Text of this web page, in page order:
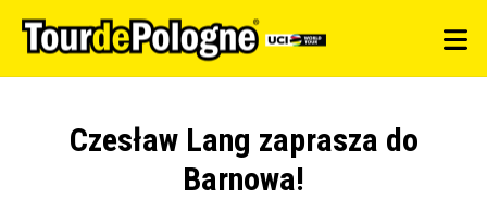
Czesław Lang zaprasza do
Barnowa!